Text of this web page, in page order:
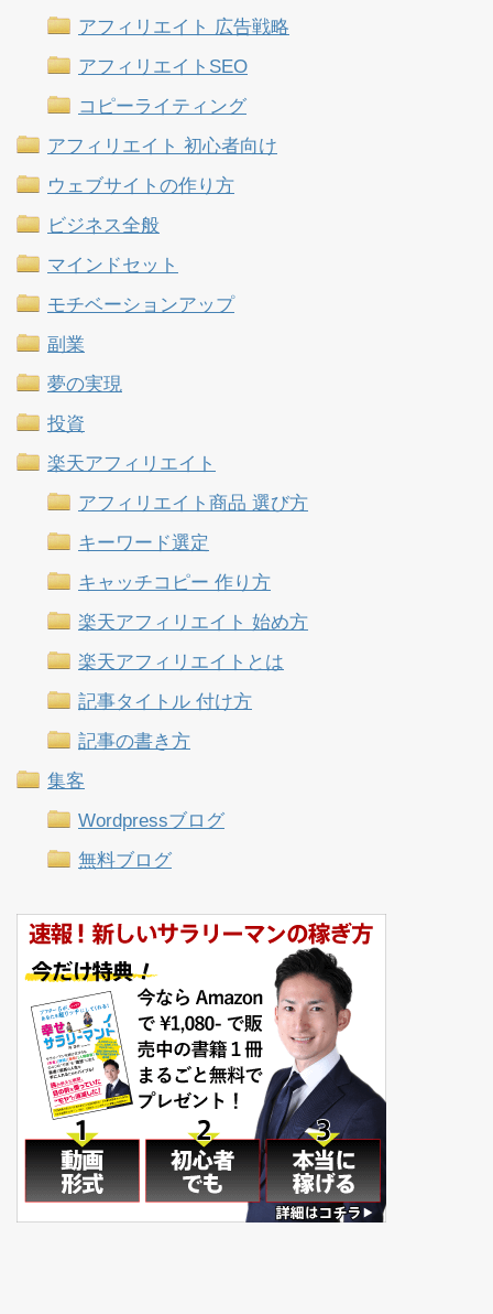
アフィリエイト 広告戦略
アフィリエイトSEO
コピーライティング
アフィリエイト 初心者向け
ウェブサイトの作り方
ビジネス全般
マインドセット
モチベーションアップ
副業
夢の実現
投資
楽天アフィリエイト
アフィリエイト商品 選び方
キーワード選定
キャッチコピー 作り方
楽天アフィリエイト 始め方
楽天アフィリエイトとは
記事タイトル 付け方
記事の書き方
集客
Wordpressブログ
無料ブログ